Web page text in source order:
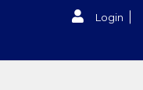
Login